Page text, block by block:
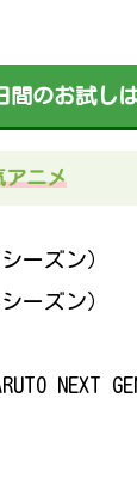
間のお試し
アニメ
ーズン）
ーズン）
NEXT